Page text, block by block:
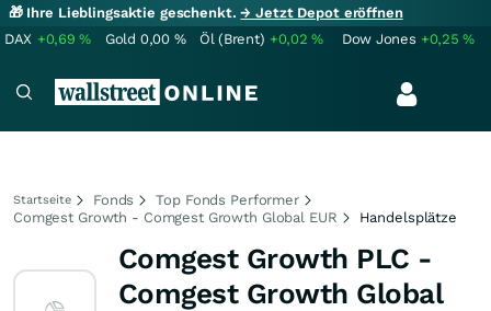
🎁 Ihre Lieblingsaktie geschenkt.→ Jetzt Depot eröffnen
DAX +0,69% Gold 0,00 % Öl (Brent) +0,02% Dow Jones +0,25%
Startseite Fonds
Top Fonds Performer
Comgest Growth - Comgest Growth Global EUR
Handelsplätze
Comgest Growth PLC -
Comgest Growth Global